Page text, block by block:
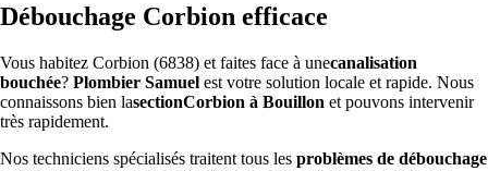
Débouchage Corbion efficace
Vous habitez Corbion (6838) et faites face à unecanalisation
bouchée? Plombier Samuel est votre solution locale et rapide. Nous
connaissons bien lasectionCorbion à Bouillon et pouvons intervenir
très rapidement.
Nos techniciens spécialisés traitent tous les problèmes de débouchage